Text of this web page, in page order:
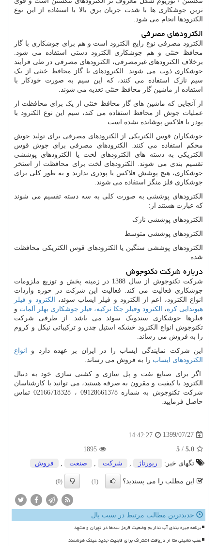
ترین جوشکاری ها با شدت جریان برق بالا با استفاده از این نوع
الکترودها انجام می شود.
الکترودهای مصرفی
الکترود مصرفی نوع رایج الکترود است و هم برای جوشکاری با گاز
محافظ خنثی و هم جوشکاری الکترود دستی استفاده می شود.
برخلاف الکترودهای غیرمصرفی، الکترودهای مصرفی در طی فرآیند
جوشکاری ذوب می شوند. الکترودهای با گاز محافظ خنثی از یک
سیم نازک استفاده می کنند، که این سیم به صورت خودکار با
استفاده از ماشین گاز محافظ خنثی تغذیه می شوند.
از آنجایی که ماشین های گاز محافظ خنثی از یک برای محافظت از
عملیات جوش از محافظ استفاده می کند، سیم این نوع الکترود با
پودر یا فلاکس پوشانده نشده است.
جوشکاران قوس الکتریکی از الکترودهای مصرفی برای تولید جوش
محکم استفاده می کنند. الکترودهای مصرفی برای جوش قوس
الکتریکی به دسته های الکترودهای لخت یا الکترودهای پوششی
تقسیم بندی می شوند. الکترودهای لخت برای محافظت از استخر
جوشکاری، هیچ پوشش فلاکس یا پودری ندارند و به طور کلی برای
جوشکاری فلز منگز استفاده می شوند.
الکترودهای پوششی به صورت کلی به سه دسته تقسیم می شوند
که عبارت هستند از:
الکترودهای پوششی نازک
الکترودهای پوششی متوسط
الکترودهای پوششی سنگین یا الکترودهای قوس الکتریکی محافظت
شده
درباره شرکت نکنوجوش
شرکت تکنوجوش از سال 1388 در زمینه پخش و توزیع ملزومات
جوشکاری فعالیت می کند. فعالیت این شرکت در حوزه واردات
انواع الکترود، اعم از الکترود و فیلر ایساب سوئد،
الکترود و فیلر
هیوندایی کره، الکترود وفیلر جکا ترکیه، فیلر جوشکاری بهلر آلمات و
فیلرها جوشکاری سندویک سوئد می باشد. از طرفی شرکت
تکنوجوش انواع الکترود خشکه استیل چدن و ترکیباتی نیکل و کروم
را به فروش می رساند.
این شرکت نمایندگی ایساب را در ایران بر عهده دارد و
انواع
الکترودهای ایساب را به فروش می رساند.
اگر برای صنایع نفت و پل سازی و کشتی سازی خود به دنبال
الکترود با کیفیت و مقرون به صرفه هستید، می توانید با کارشناسان
شرکت تکنوجوش به شماره 09128661378 ، 02166718328 تماس
حاصل فرمایید.
1399/07/27
14:42:27
5.0
/
5
1895
تگهای خبر:
رپورتاژ , شركت , صنعت , فروش
این مطلب را می پسندید؟ (1)
(0)
جدیدترین مطالب مرتبط در سیب پال
برنامه جیره بندی آب نداریم وضعیت قرمز سدها در تهران و مشهد
عقب نشینی متا از دریافت اشتراک برای قابلیت جدید عینک هوشمند